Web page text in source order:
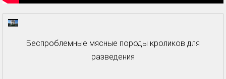
Беспроблемные мясные породы кроликов для
разведения